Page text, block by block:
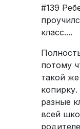
#139
класс....
потому
такой
разные
всей